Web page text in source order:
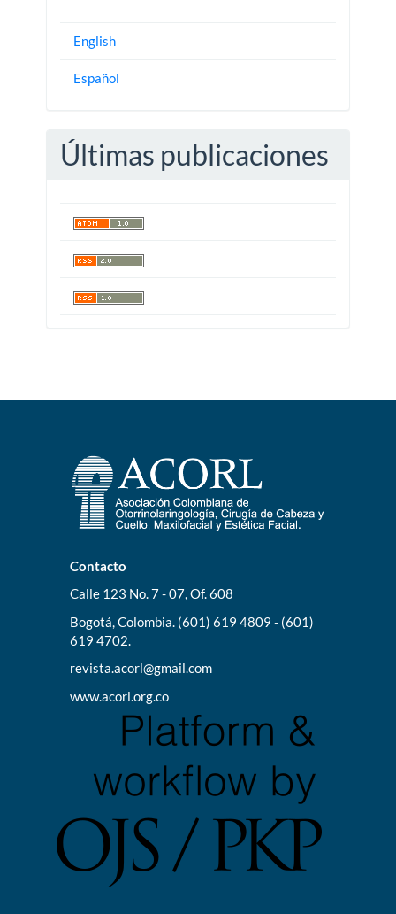
English
Español
Últimas publicaciones
Contacto
Calle 123 No. 7 - 07, Of. 608
Bogotá, Colombia. (601) 619 4809 - (601)
619 4702.
revista.acorl@gmail.com
www.acorl.org.co